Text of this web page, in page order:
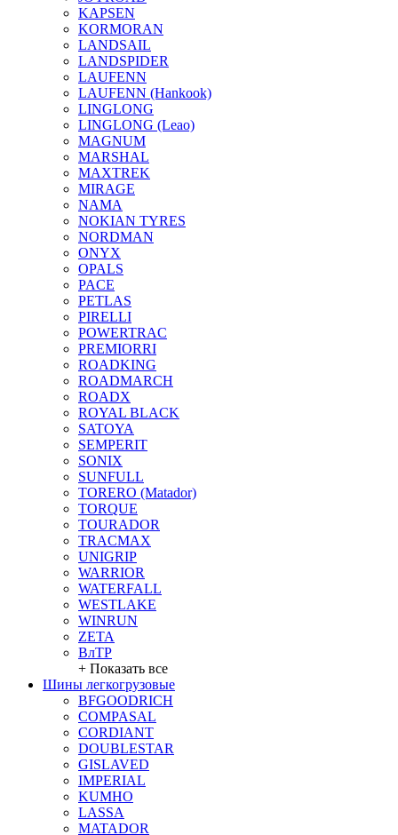
KAPSEN
KORMORAN
LANDSAIL
LANDSPIDER
LAUFENN
LAUFENN (Hankook)
LINGLONG
LINGLONG (Leao)
MAGNUM
MARSHAL
MAXTREK
MIRAGE
NAMA
NOKIAN TYRES
NORDMAN
ONYX
OPALS
PACE
PETLAS
PIRELLI
POWERTRAC
PREMIORRI
ROADKING
ROADMARCH
ROADX
ROYAL BLACK
SATOYA
SEMPERIT
SONIX
SUNFULL
TORERO (Matador)
TORQUE
TOURADOR
TRACMAX
UNIGRIP
WARRIOR
WATERFALL
WESTLAKE
WINRUN
ZETA
ВлТР
+ Показать все
Шины легкогрузовые
BFGOODRICH
COMPASAL
CORDIANT
DOUBLESTAR
GISLAVED
IMPERIAL
KUMHO
LASSA
MATADOR